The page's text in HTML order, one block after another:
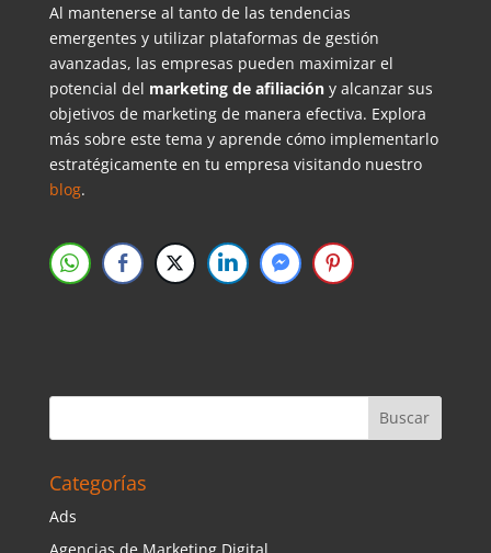
Al mantenerse al tanto de las tendencias
emergentes y utilizar plataformas de gestión
avanzadas, las empresas pueden maximizar el
potencial del marketing de afiliacióny alcanzar sus
objetivos de marketing de manera efectiva. Explora
más sobre este tema y aprende cómo implementarlo
estratégicamente en tu empresa visitando nuestro
blog.
Categorías
Ads
Agencias de Marketing Digital